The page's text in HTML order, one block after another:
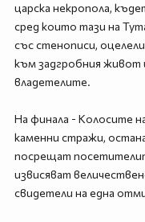
царска некропола,
сред които тази на
със стенописи,
към задгробния живот
владетелите.
На финала - Колосите
каменни стражи,
посрещат
извисяват
свидетели на една